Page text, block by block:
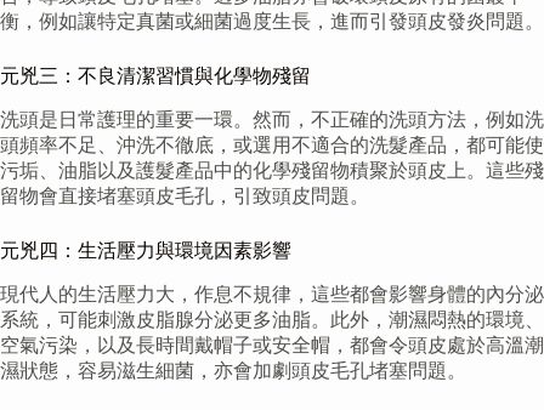
衡，例如讓特定真菌或細菌過度生長，進而引發頭皮發炎問題。
元兇三：不良清潔習慣與化學物殘留
洗頭是日常護理的重要一環。然而，不正確的洗頭方法，例如洗
頭頻率不足、沖洗不徹底，或選用不適合的洗髮產品，都可能使
污垢、油脂以及護髮產品中的化學殘留物積聚於頭皮上。這些殘
留物會直接堵塞頭皮毛孔，引致頭皮問題。
元兇四：生活壓力與環境因素影響
現代人的生活壓力大，作息不規律，這些都會影響身體的內分泌
系統，可能刺激皮脂腺分泌更多油脂。此外，潮濕悶熱的環境、
空氣污染，以及長時間戴帽子或安全帽，都會令頭皮處於高溫潮
濕狀態，容易滋生細菌，亦會加劇頭皮毛孔堵塞問題。